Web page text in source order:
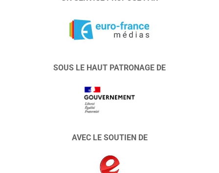
SOUS LE HAUT PATRONAGE DE
AVEC LE SOUTIEN DE